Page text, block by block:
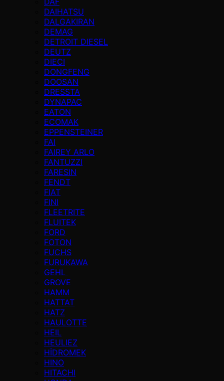
DAIHATSU
DALGAKIRAN
DEMAG
DETROIT DIESEL
DEUTZ
DIECI
DONGFENG
DOOSAN
DRESSTA
DYNAPAC
EATON
ECOMAK
EPPENSTEINER
FAI
FAIREY ARLO
FANTUZZI
FARESIN
FENDT
FIAT
FINI
FLEETRITE
FLUITEK
FORD
FOTON
FUCHS
FURUKAWA
GEHL
GROVE
HAMM
HATTAT
HATZ
HAULOTTE
HEIL
HEULIEZ
HİDROMEK
HINO
HITACHI